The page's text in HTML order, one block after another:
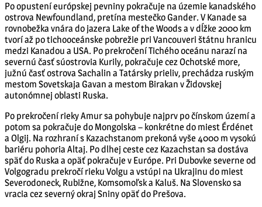
Po opustení európskej pevniny pokračuje na územie kanadského
ostrova Newfoundland, pretína mestečko Gander. V Kanade sa
rovnobežka vnára do jazera Lake of the Woods a v dĺžke 2000 km
tvorí až po tichooceánske pobrežie pri Vancouveri štátnu hranicu
medzi Kanadou a USA. Po prekročení Tichého oceánu narazí na
severnú časť súostrovia Kurily, pokračuje cez Ochotské more,
južnú časť ostrova Sachalin a Tatársky prieliv, prechádza ruským
mestom Sovetskaja Gavan a mestom Birakan v Židovskej
autonómnej oblasti Ruska.
Po prekročení rieky Amur sa pohybuje najprv po čínskom území a
potom sa pokračuje do Mongolska – konkrétne do miest Érdénet
a Olgij. Na rozhraní s Kazachstanom prekoná vyše 4000 m vysokú
bariéru pohoria Altaj. Po dlhej ceste cez Kazachstan sa dostáva
späť do Ruska a opäť pokračuje v Európe. Pri Dubovke severne od
Volgogradu prekročí rieku Volgu a vstúpi na Ukrajinu do miest
Severodoneck, Rubižne, Komsomoľsk a Kaluš. Na Slovensko sa
vracia cez severný okraj Sniny opäť do Prešova.